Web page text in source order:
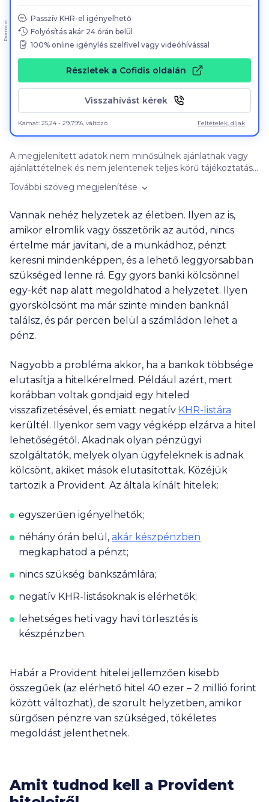
Passzív KHR-el igényelhető
Folyósítás akár 24 órán belül
100% online igénylés szelfivel vagy videóhívással
Részletek a Cofidis oldalán
Visszahívást kérek
Kamat: 25,24 - 29,79%, változó Feltételek, díjak
Promóció
A megjelenített adatok nem minősülnek ajánlatnak vagy
ajánlattételnek és nem jelentenek teljes körű tájékoztatást,
kötelezettséget nem jelentenek. Felhívjuk figyelmét, hogy
objektív összehasonlítás alapján jelennek meg. A banki
ajánlatok sorrendjét befolyásolhatja a kattintások
gyakorisága, a bankokkal kötött promóciós szerződés
tartalma (így különösen: a promóciós díj összege, illetve a
megrendelt kattintási szám mennyisége), valamint az
ajánlatok megjelenésének időben történő egyenletes
eloszlása miatti egyedi ütemezési célú informatikai
megoldások. A hiteleket csak negatív KHR listán nem
szereplő, és megfelelő jövedelemmel (és adott esetben
fedezettel) rendelkezők kaphatják meg a hitelintézet
döntésétől függően. A törlesztőrészletek számítása az
hitelintézetek módosíthatnak. A kiválasztott hitelintézet
által adott ajánlat eltérhet a fent megadott adatoktól,
amely vonatkozásában felelősségünket kizárjuk. További
részletek az Ügyféltájékoztatónkban (ITT), valamint a
hitelintézetek weboldalán vagy azok ügyfélszolgálatain
tekinthetők meg.
Ezeknek a bankoknak a termékeit nem jelenítjük meg a
kalkulátorainkban: Bank of China, BNP Paribas, Deutsche
Bank, Duna Takarék Bank, ING, KDB Bank, Merkantil Bank,
Oberbank, Polgári Bank.
Nem találtad meg, amit kerestél? Nézd meg a gyakran
További szöveg megjelenítése
Vannak nehéz helyzetek az életben. Ilyen az is,
amikor elromlik vagy összetörik az autód, nincs
értelme már javítani, de a munkádhoz, pénzt
keresni mindenképpen, és a lehető leggyorsabban
szükséged lenne rá. Egy gyors banki kölcsönnel
egy-két nap alatt megoldhatod a helyzetet. Ilyen
gyorskölcsönt ma már szinte minden banknál
találsz, és pár percen belül a számládon lehet a
pénz.
Nagyobb a probléma akkor, ha a bankok többsége
elutasítja a hitelkérelmed. Például azért, mert
korábban voltak gondjaid egy hiteled
visszafizetésével, és emiatt negatív KHR-listára
kerültél. Ilyenkor sem vagy végképp elzárva a hitel
lehetőségétől. Akadnak olyan pénzügyi
szolgáltatók, melyek olyan ügyfeleknek is adnak
kölcsönt, akiket mások elutasítottak. Közéjük
tartozik a Provident. Az általa kínált hitelek:
egyszerűen igényelhetők;
néhány órán belül, akár készpénzben
megkaphatod a pénzt;
nincs szükség bankszámlára;
negatív KHR-listásoknak is elérhetők;
lehetséges heti vagy havi törlesztés is
készpénzben.
Habár a Provident hitelei jellemzően kisebb
összegűek (az elérhető hitel 40 ezer – 2 millió forint
között változhat), de szorult helyzetben, amikor
sürgősen pénzre van szükséged, tökéletes
megoldást jelenthetnek.
Amit tudnod kell a Provident